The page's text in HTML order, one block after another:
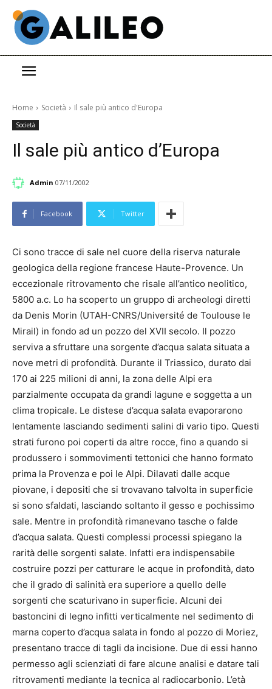
Home Società Il sale più antico d'Europa
Società
Il sale più antico d’Europa
Admin 07/11/2002
Facebook Twitter
Ci sono tracce di sale nel cuore della riserva naturale
geologica della regione francese Haute-Provence. Un
eccezionale ritrovamento che risale all’antico neolitico,
5800 a.c. Lo ha scoperto un gruppo di archeologi diretti
da Denis Morin (UTAH-CNRS/Université de Toulouse le
Mirail) in fondo ad un pozzo del XVII secolo. Il pozzo
serviva a sfruttare una sorgente d’acqua salata situata a
nove metri di profondità. Durante il Triassico, durato dai
170 ai 225 milioni di anni, la zona delle Alpi era
parzialmente occupata da grandi lagune e soggetta a un
clima tropicale. Le distese d’acqua salata evaporarono
lentamente lasciando sedimenti salini di vario tipo. Questi
strati furono poi coperti da altre rocce, fino a quando si
produssero i sommovimenti tettonici che hanno formato
prima la Provenza e poi le Alpi. Dilavati dalle acque
piovane, i depositi che si trovavano talvolta in superficie
si sono sfaldati, lasciando soltanto il gesso e pochissimo
sale. Mentre in profondità rimanevano tasche o falde
d’acqua salata. Questi complessi processi spiegano la
rarità delle sorgenti salate. Infatti era indispensabile
costruire pozzi per catturare le acque in profondità, dato
che il grado di salinità era superiore a quello delle
sorgenti che scaturivano in superficie. Alcuni dei
bastoncini di legno infitti verticalmente nel sedimento di
marna coperto d’acqua salata in fondo al pozzo di Moriez,
presentano tracce di tagli da incisione. Due di essi hanno
permesso agli scienziati di fare alcune analisi e datare tali
ritrovamenti mediante la tecnica al radiocarbonio. L’età